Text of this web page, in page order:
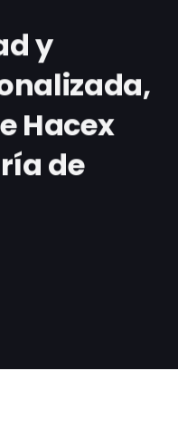
y
Hacex
de